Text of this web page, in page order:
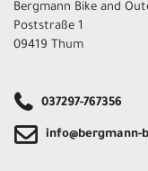
Bergmann Bike and
Poststraße 1
09419 Thum
037297-767356
info@bergmann-